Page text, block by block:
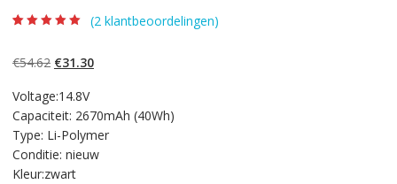
gebaseerd op
klantbeoordelinge
(2 klantbeoordelingen)
€54.62 Oorspronkelijke
was:
€54.62.
€31.30Huidige
€31.30.
Voltage:14.8V
Capaciteit: 2670mAh (40Wh)
Type: Li-Polymer
Conditie: nieuw
Kleur:zwart